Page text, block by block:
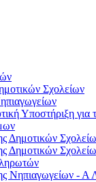
Σχολείων
Υποστήριξη
Δημοτικών
Δημοτικών
Νηπιαγωγείων - Α